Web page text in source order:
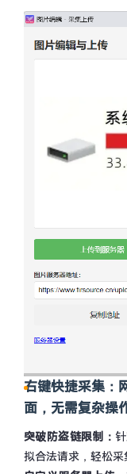
右键快捷采集：
面，无需复杂操
突破防盗链限制：
拟合法请求，轻松采